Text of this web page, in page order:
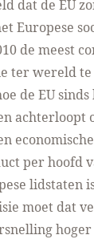
dat de EU
Europese
de meest
ter wereld
de EU
achterloopt
per hoofd
lidstaten
moet dat
hoger